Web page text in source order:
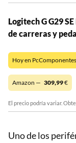
Logitech G G29
de carreras y
Hoy en
Amazon — 309,99€
El precio podría variar.
Uno de los